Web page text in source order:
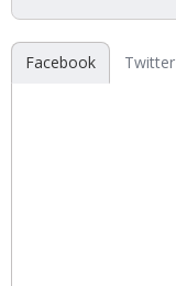
Facebook Twitter